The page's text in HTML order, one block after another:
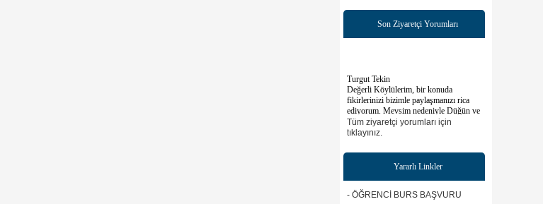
Son Ziyaretçi Yorumları
Turgut Tekin
Değerli Köylülerim, bir konuda
fikirlerinizi bizimle paylaşmanızı rica
ediyorum. Mevsim nedeniyle Düğün ve
Nikah merasimlerinde yoğunluk
yaşanmaktadır. Günümüz trafik ve
ulaşım maliyetleri nedeniyle uzak
nedenle köylülerimizin evlenecek
çiftlere hediyelerini ulaştırabilmeleri
için, Davetiye SMS altına evlenecek
çiftin IBAN numarasının yazılması ve
Tüm ziyaretçi yorumları için
tıklayınız.
Yararlı Linkler
- ÖĞRENCİ BURS BAŞVURU